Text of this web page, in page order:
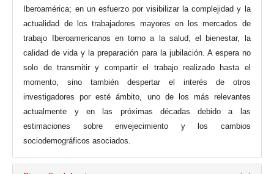
Iberoamérica; en un esfuerzo por visibilizar la complejidad y la
actualidad de los trabajadores mayores en los mercados de
trabajo Iberoamericanos en torno a la salud, el bienestar, la
calidad de vida y la preparación para la jubilación. A espera no
solo de transmitir y compartir el trabajo realizado hasta el
momento, sino también despertar el interés de otros
investigadores por esté ámbito, uno de los más relevantes
actualmente y en las próximas décadas debido a las
estimaciones sobre envejecimiento y los cambios
sociodemográficos asociados.